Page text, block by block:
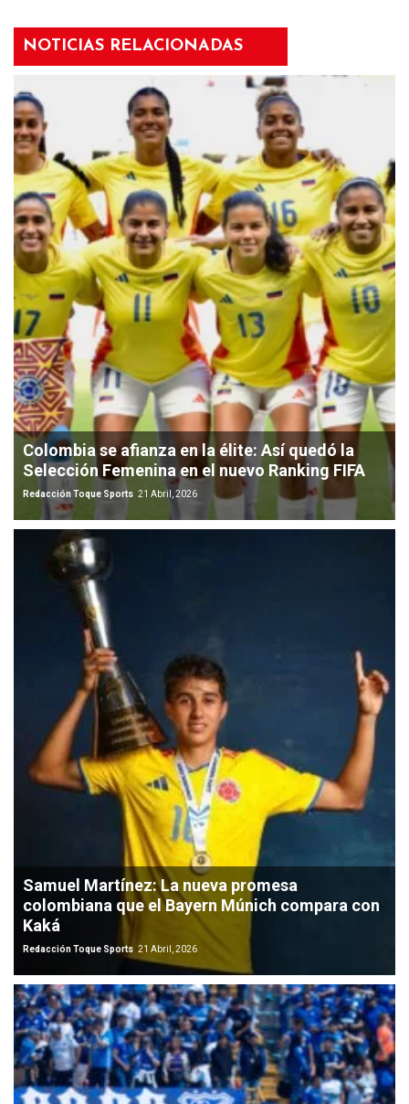
NOTICIAS RELACIONADAS
Colombia se afianza en la élite: Así quedó la
Selección Femenina en el nuevo Ranking FIFA
Redacción Toque Sports 21 Abril, 2026
Samuel Martínez: La nueva promesa
colombiana que el Bayern Múnich compara con
Kaká
Redacción Toque Sports 21 Abril, 2026